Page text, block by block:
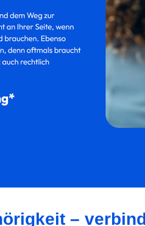
–